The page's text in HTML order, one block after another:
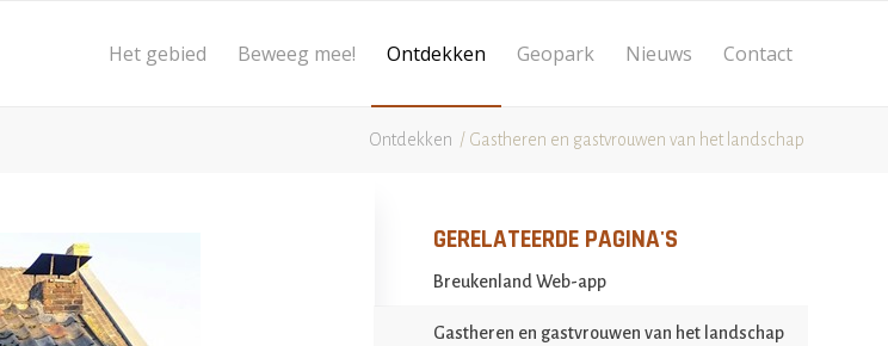
Het gebied Beweeg mee! Ontdekken Geopark Nieuws Contact
Ontdekken / Gastheren en gastvrouwen van het landschap
Breukenland Web-app
Gastheren en gastvrouwen van het landschap